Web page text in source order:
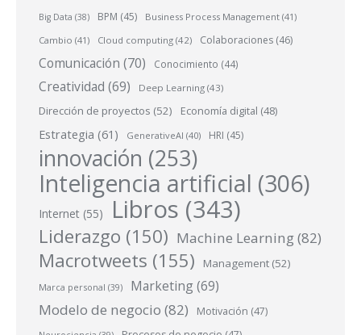
Big Data (38) BPM (45) Business Process Management (41)
Cambio (41) Cloud computing (42) Colaboraciones (46)
Comunicación (70) Conocimiento (44)
Creatividad (69) Deep Learning (43)
Dirección de proyectos (52) Economía digital (48)
Estrategia (61) GenerativeAI (40) HRI (45)
innovación (253)
Inteligencia artificial (306)
Internet (55) Libros (343)
Liderazgo (150) Machine Learning(82)
Macrotweets (155) Management (52)
Marca personal (39) Marketing (69)
Modelo de negocio (82) Motivación (47)